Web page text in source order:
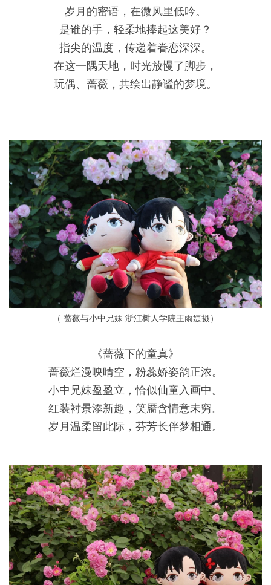
岁月的密语，在微风里低吟。
是谁的手，轻柔地捧起这美好？
指尖的温度，传递着眷恋深深。
在这一隅天地，时光放慢了脚步，
玩偶、蔷薇，共绘出静谧的梦境。
（ 蔷薇与小中兄妹 浙江树人学院王雨婕摄）
《蔷薇下的童真》
蔷薇烂漫映晴空，粉蕊娇姿韵正浓。
小中兄妹盈盈立，恰似仙童入画中。
红装衬景添新趣，笑靥含情意未穷。
岁月温柔留此际，芬芳长伴梦相通。